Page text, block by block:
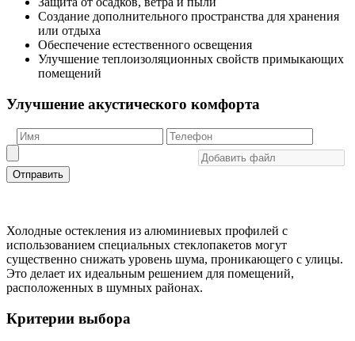
Создание дополнительного пространства для хранения
или отдыха
Обеспечение естественного освещения
Улучшение теплоизоляционных свойств примыкающих
помещений
Улучшение акустического комфорта
Отправить
Холодные остекления из алюминиевых профилей с
использованием специальных стеклопакетов могут
существенно снижать уровень шума, проникающего с улицы.
Это делает их идеальным решением для помещений,
расположенных в шумных районах.
Критерии выбора